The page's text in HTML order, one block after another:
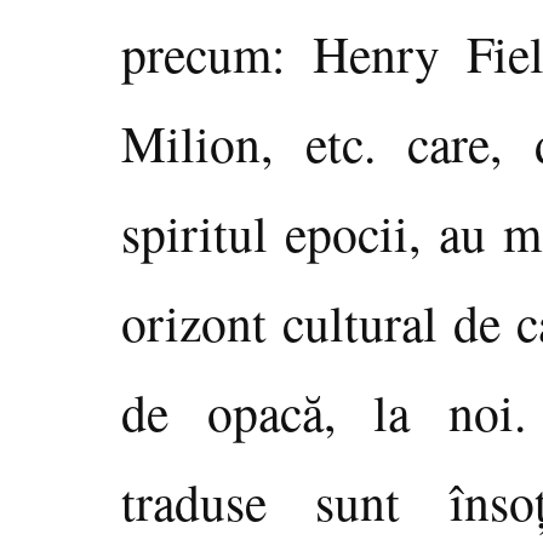
precum: Henry
Milion, etc. care,
spiritul epocii, au
orizont cultural de
de opacă, la
traduse sunt